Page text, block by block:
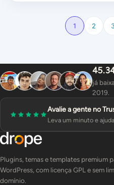
1 2
já
2019.
Avalie a gente no
Leva um minuto e
Plugins, temas e templates premium
WordPress, com licença GPL e sem
domínio.